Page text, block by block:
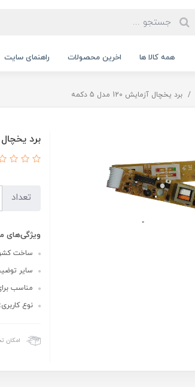
همه کالا ها اخرین محصولات راهنمای سایت
برد یخچال آزمایش 120 مدل 5 دکمه
برد یخچال
تعداد
ویژگی‌های
ساخت
سایر
مناسب
نوع
امکان